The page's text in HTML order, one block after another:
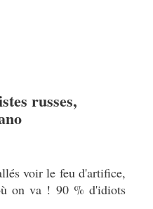
russes,
voir le feu d'artifice,
on va ! 90 % d'idiots